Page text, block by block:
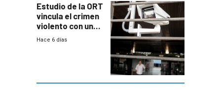
Estudio de la ORT
vincula el crimen
violento con una
menor creación
Hace 6 días